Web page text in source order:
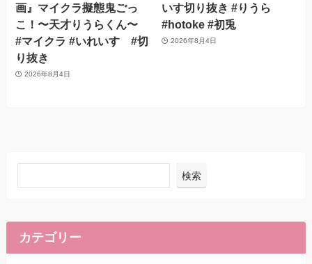
画』マイクラ擬態鬼ごっ
こ！〜天才りうらくん〜
#マイクラ #いれいす #切
り抜き
2026年8月4日
いす切り抜き #りうら
#hotoke #初兎
2026年8月4日
検索
カテゴリー